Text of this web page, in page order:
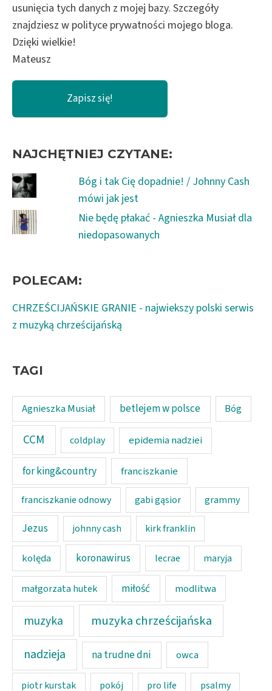
usunięcia tych danych z mojej bazy. Szczegóły
znajdziesz w polityce prywatności mojego bloga.
Dzięki wielkie!
Mateusz
NAJCHĘTNIEJ CZYTANE:
Bóg i tak Cię dopadnie! / Johnny Cash
mówi jak jest
Nie będę płakać - Agnieszka Musiał dla
niedopasowanych
POLECAM:
CHRZEŚCIJAŃSKIE GRANIE - najwiekszy polski serwis
z muzyką chrześcijańską
TAGI
Agnieszka Musiał betlejem w polsce Bóg
CCM coldplay epidemia nadziei
for king&country franciszkanie
franciszkanie odnowy gabi gąsior grammy
Jezus johnny cash kirk franklin
kolęda koronawirus lecrae maryja
małgorzata hutek miłość modlitwa
muzyka muzyka chrześcijańska
nadzieja na trudne dni owca
piotr kurstak pokój pro life psalmy